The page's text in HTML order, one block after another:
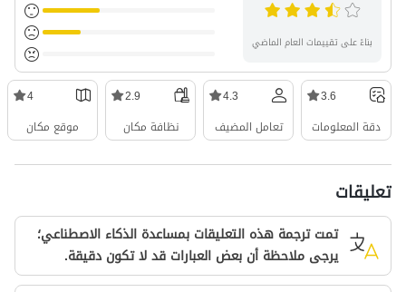
بناءً على تقييمات العام الماضي
3.6
دقة المعلومات
4.3
تعامل المضيف
2.9
نظافة مكان
4
موقع مكان
تعليقات
تمت ترجمة هذه التعليقات بمساعدة الذكاء الاصطناعي؛
يرجى ملاحظة أن بعض العبارات قد لا تكون دقيقة.